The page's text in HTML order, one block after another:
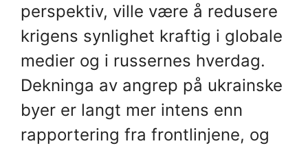
perspektiv, ville være å redusere
krigens synlighet kraftig i globale
medier og i russernes hverdag.
Dekninga av angrep på ukrainske
byer er langt mer intens enn
rapportering fra frontlinjene, og